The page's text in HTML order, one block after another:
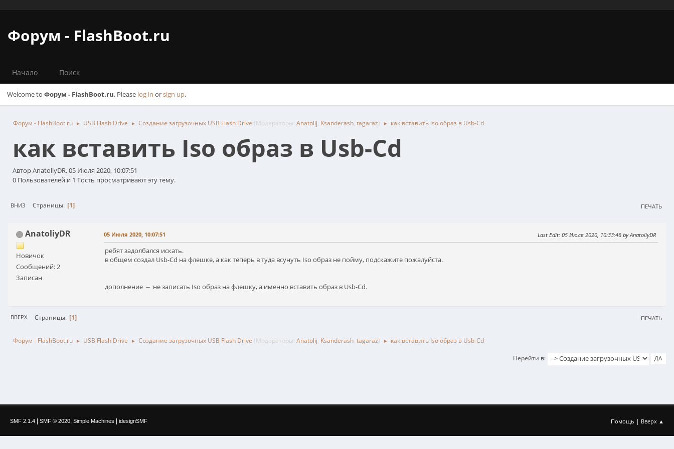
Форум - FlashBoot.ru
Начало Поиск
Welcome to Форум - FlashBoot.ru. Please log in orsign up.
Форум - FlashBoot.ru ► USB Flash Drive ► Создание загрузочных USB Flash Drive (Модераторы: Anatolij, Ksanderash, tagaraz) ► как вставить Iso образ в Usb-Cd
как вставить Iso образ в Usb-Cd
Автор AnatoliyDR, 05 Июля 2020, 10:07:51
0 Пользователей и 1 Гость просматривают эту тему.
ПЕЧАТЬ
ВНИЗ Страницы 1
AnatoliyDR
Новичок
Сообщений: 2
Записан
05 Июля 2020, 10:07:51 Last Edit: 05 Июля 2020, 10:33:46 by AnatoliyDR
ребят задолбался искать.
в общем создал Usb-Cd на флешке, а как теперь в туда всунуть Iso образ не пойму, подскажите пожалуйста.
дополнение -- не записать Iso образ на флешку, а именно вставить образ в Usb-Cd.
ПЕЧАТЬ
ВВЕРХ Страницы 1
Форум - FlashBoot.ru ► USB Flash Drive ► Создание загрузочных USB Flash Drive (Модераторы: Anatolij, Ksanderash, tagaraz) ► как вставить Iso образ в Usb-Cd
Перейти в
Помощь | Вверх ▲
SMF 2.1.4 | SMF © 2020, Simple Machines | idesignSMF